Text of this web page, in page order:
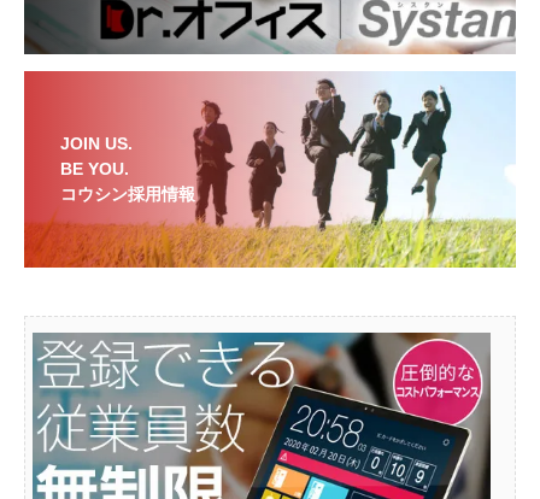
JOIN US.
BE YOU.
コウシン採用情報